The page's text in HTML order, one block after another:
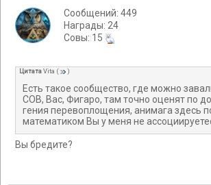
Сообщений: 449
Награды: 24
Cовы: 15
ЦитатаVita ( )
Есть такое сообщество, где можно
СОВ, Вас, Фигаро, там точно оценят по
гения перевоплощения, анимага здесь
математиком Вы у меня не
Вы бредите?